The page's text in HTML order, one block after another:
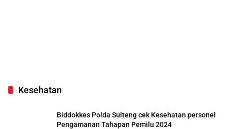
Kesehatan
Biddokkes Polda Sulteng cek Kesehatan personel
Pengamanan Tahapan Pemilu 2024